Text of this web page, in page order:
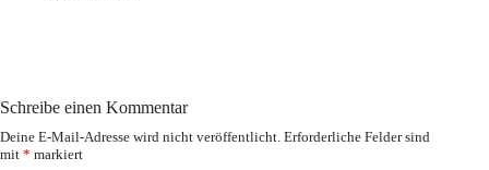
Schreibe einen Kommentar
Deine E-Mail-Adresse wird nicht veröffentlicht. Erforderliche Felder sind
mit * markiert